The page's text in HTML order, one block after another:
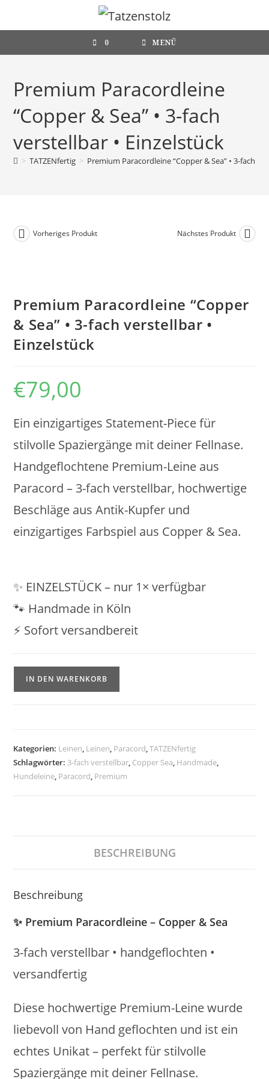
0 MENÜ
Premium Paracordleine
“Copper & Sea” • 3-fach
verstellbar • Einzelstück
> TATZENfertig > Premium Paracordleine “Copper & Sea” • 3-fach
Vorheriges Produkt Nächstes Produkt
Premium Paracordleine “Copper
& Sea” • 3-fach verstellbar •
Einzelstück
€79,00
Ein einzigartiges Statement-Piece für
stilvolle Spaziergänge mit deiner Fellnase.
Handgeflochtene Premium-Leine aus
Paracord – 3-fach verstellbar, hochwertige
Beschläge aus Antik-Kupfer und
einzigartiges Farbspiel aus Copper & Sea.
✨ EINZELSTÜCK – nur 1× verfügbar
🐾 Handmade in Köln
⚡ Sofort versandbereit
•
3-
fach
IN DEN WARENKORB
Kategorien: Leinen, Leinen, Paracord,TATZENfertig
Schlagwörter: 3-fach verstellbar, Copper Sea, Handmade,
Hundeleine, Paracord, Premium
BESCHREIBUNG
Beschreibung
✨ Premium Paracordleine – Copper & Sea
3-fach verstellbar • handgeflochten •
versandfertig
Diese hochwertige Premium-Leine wurde
liebevoll von Hand geflochten und ist ein
echtes Unikat – perfekt für stilvolle
Spaziergänge mit deiner Fellnase.